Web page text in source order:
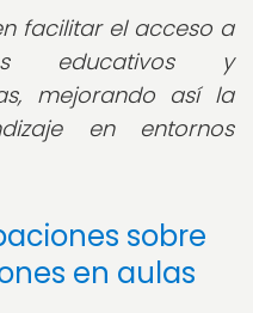
facilitar el acceso a
educativos y
mejorando así la
en entornos
sobre
en aulas